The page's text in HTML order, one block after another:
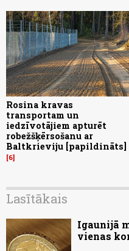
Rosina kravas
transportam un
iedzīvotājiem apturēt
robežšķērsošanu ar
Baltkrieviju [papildināts]
6
Lasītākais
Igaunijā
vienas